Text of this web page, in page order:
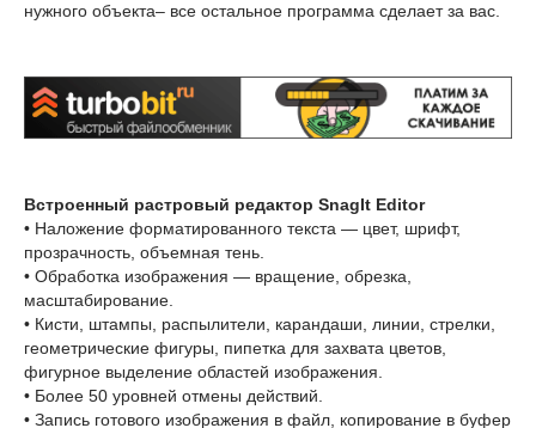
нужного объекта– все остальное программа сделает за вас.
Встроенный растровый редактор SnagIt Editor
• Наложение форматированного текста — цвет, шрифт,
прозрачность, объемная тень.
• Обработка изображения — вращение, обрезка,
масштабирование.
• Кисти, штампы, распылители, карандаши, линии, стрелки,
геометрические фигуры, пипетка для захвата цветов,
фигурное выделение областей изображения.
• Более 50 уровней отмены действий.
• Запись готового изображения в файл, копирование в буфер